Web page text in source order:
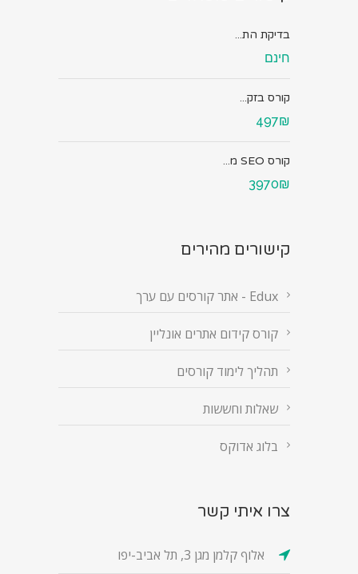
בדיקת הת...
חינם
קורס בזק...
497₪
קורס SEO מ...
3970₪
קישורים מהירים
Edux - אתר קורסים עם ערך
קורס קידום אתרים אונליין
תהליך לימוד קורסים
שאלות וחששות
בלוג אדוקס
צרו איתי קשר
אלוף קלמן מגן 3, תל אביב-יפו